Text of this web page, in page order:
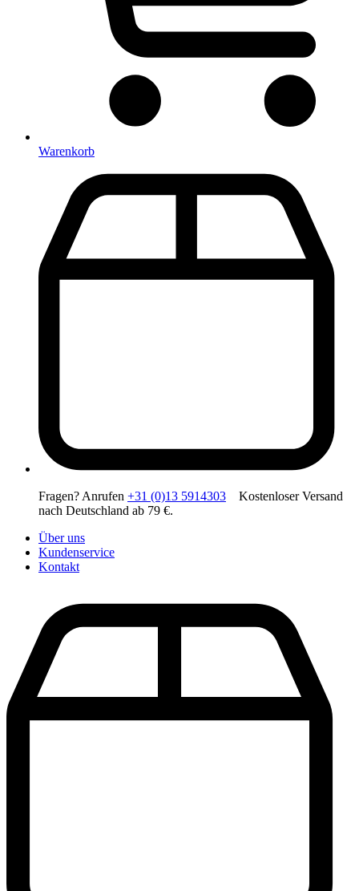
Warenkorb
Fragen? Anrufen +31 (0)13 5914303 Kostenloser Versand
nach Deutschland ab 79 €.
Über uns
Kundenservice
Kontakt